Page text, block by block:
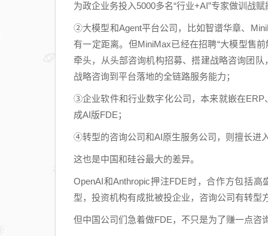
为政企业务投入5000多名“行业+AI”专家做训战赋
②大模型和Agent平台公司，比如智谱华章、
有一定距离。但MiniMax已经在招聘“大模型售
牵头，从头部咨询机构招募、搭建战略咨询团
战略咨询到平台落地的全链路服务能力；
③企业软件和行业数字化公司，本来就嵌在
成AI版FDE；
④转型的咨询公司和AI原生服务公司，则擅长进
这也是中国和硅谷最大的差异。
OpenAI和Anthropic押注FDE时，合作方包括
型，投资机构有成批被投企业，咨询公司有转
但中国公司们急着做FDE，不只是为了赚一点咨